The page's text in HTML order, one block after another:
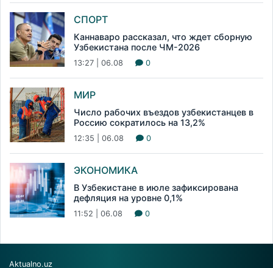
СПОРТ
Каннаваро рассказал, что ждет сборную
Узбекистана после ЧМ-2026
13:27 | 06.08 0
МИР
Число рабочих въездов узбекистанцев в
Россию сократилось на 13,2%
12:35 | 06.08 0
ЭКОНОМИКА
В Узбекистане в июле зафиксирована
дефляция на уровне 0,1%
11:52 | 06.08 0
Aktualno.uz